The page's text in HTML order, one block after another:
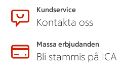
Kundservice
Kontakta oss
Massa erbjudanden
Bli stammis på ICA